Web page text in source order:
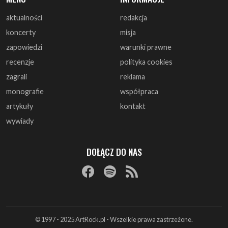
recenzje
zagrali
monografie
artykuły
wywiady
polityka cookies
reklama
współpraca
kontakt
DOŁĄCZ DO NAS
© 1997 - 2025 ArtRock.pl - Wszelkie prawa zastrzeżone.